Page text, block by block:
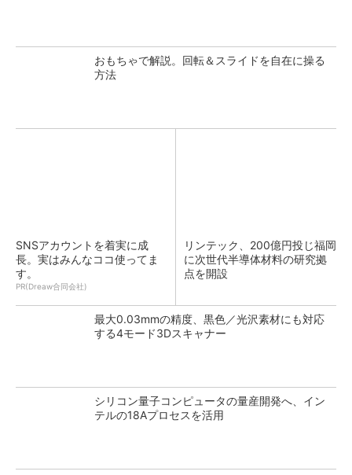
おもちゃで解説。回転＆スライドを自在に操る
方法
SNSアカウントを着実に成
長。実はみんなココ使ってま
す。
PR(Dreaw合同会社)
リンテック、200億円投じ福岡
に次世代半導体材料の研究拠
点を開設
最大0.03mmの精度、黒色／光沢素材にも対応
する4モード3Dスキャナー
シリコン量子コンピュータの量産開発へ、イン
テルの18Aプロセスを活用